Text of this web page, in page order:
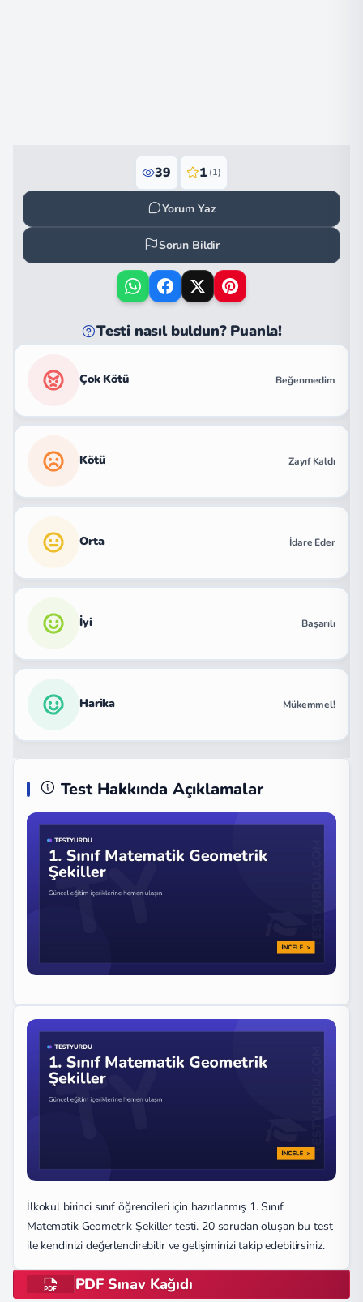
39 1 (1)
Yorum Yaz
Sorun Bildir
Testi nasıl buldun? Puanla!
Çok Kötü Beğenmedim
Kötü Zayıf Kaldı
Orta İdare Eder
İyi Başarılı
Harika Mükemmel!
Test Hakkında Açıklamalar
İlkokul birinci sınıf öğrencileri için hazırlanmış 1. Sınıf
Matematik Geometrik Şekiller testi. 20 sorudan oluşan bu test
ile kendinizi değerlendirebilir ve gelişiminizi takip edebilirsiniz.
PDF Sınav Kağıdı